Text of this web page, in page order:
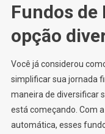
Fundos
opção
Você já considerou
simplificar sua jornada
maneira de diversificar
está começando. Com
automática, esses